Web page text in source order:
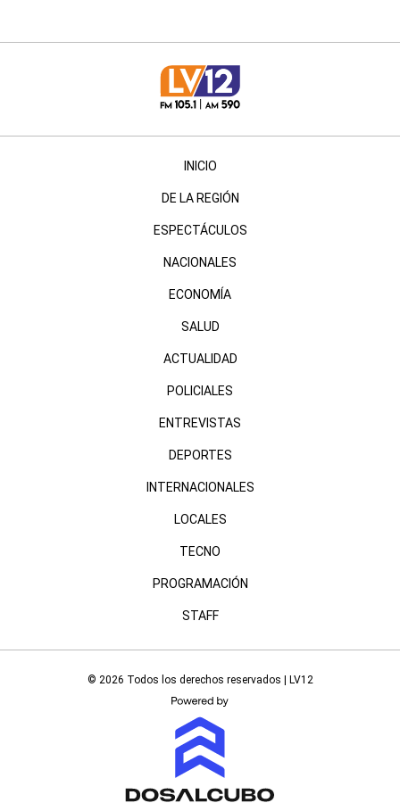
INICIO
DE LA REGIÓN
ESPECTÁCULOS
NACIONALES
ECONOMÍA
SALUD
ACTUALIDAD
POLICIALES
ENTREVISTAS
DEPORTES
INTERNACIONALES
LOCALES
TECNO
PROGRAMACIÓN
STAFF
© 2026 Todos los derechos reservados | LV12